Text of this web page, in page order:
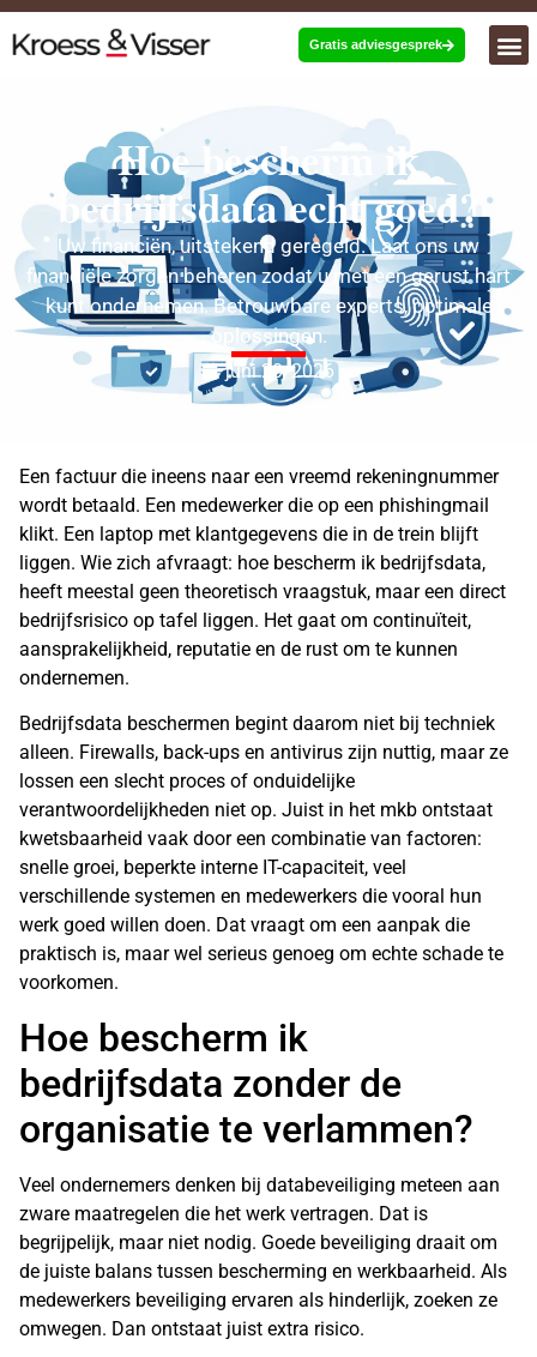
Gratis adviesgesprek
Hoe bescherm ik
bedrijfsdata echt goed?
Uw financiën, uitstekend geregeld. Laat ons uw
financiële zorgen beheren zodat u met een gerust hart
kunt ondernemen. Betrouwbare experts, optimale
oplossingen.
juni 20, 2026
Een factuur die ineens naar een vreemd rekeningnummer
wordt betaald. Een medewerker die op een phishingmail
klikt. Een laptop met klantgegevens die in de trein blijft
liggen. Wie zich afvraagt: hoe bescherm ik bedrijfsdata,
heeft meestal geen theoretisch vraagstuk, maar een direct
bedrijfsrisico op tafel liggen. Het gaat om continuïteit,
aansprakelijkheid, reputatie en de rust om te kunnen
ondernemen.
Bedrijfsdata beschermen begint daarom niet bij techniek
alleen. Firewalls, back-ups en antivirus zijn nuttig, maar ze
lossen een slecht proces of onduidelijke
verantwoordelijkheden niet op. Juist in het mkb ontstaat
kwetsbaarheid vaak door een combinatie van factoren:
snelle groei, beperkte interne IT-capaciteit, veel
verschillende systemen en medewerkers die vooral hun
werk goed willen doen. Dat vraagt om een aanpak die
praktisch is, maar wel serieus genoeg om echte schade te
voorkomen.
Hoe bescherm ik
bedrijfsdata zonder de
organisatie te verlammen?
Veel ondernemers denken bij databeveiliging meteen aan
zware maatregelen die het werk vertragen. Dat is
begrijpelijk, maar niet nodig. Goede beveiliging draait om
de juiste balans tussen bescherming en werkbaarheid. Als
medewerkers beveiliging ervaren als hinderlijk, zoeken ze
omwegen. Dan ontstaat juist extra risico.